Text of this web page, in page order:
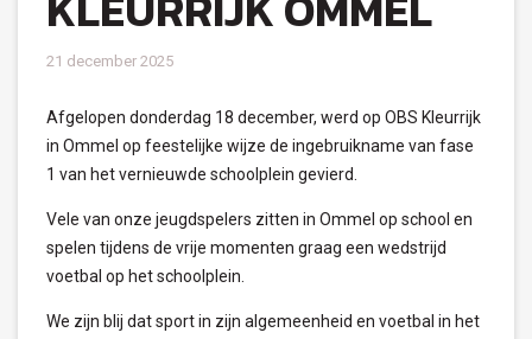
21 december 2025
Afgelopen donderdag 18 december, werd op OBS Kleurrijk
in Ommel op feestelijke wijze de ingebruikname van fase
1 van het vernieuwde schoolplein gevierd.
Vele van onze jeugdspelers zitten in Ommel op school en
spelen tijdens de vrije momenten graag een wedstrijd
voetbal op het schoolplein.
We zijn blij dat sport in zijn algemeenheid en voetbal in het